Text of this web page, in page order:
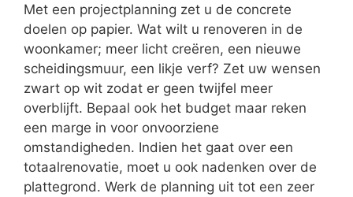
Met een projectplanning zet u de concrete
doelen op papier. Wat wilt u renoveren in de
woonkamer; meer licht creëren, een nieuwe
scheidingsmuur, een likje verf? Zet uw wensen
zwart op wit zodat er geen twijfel meer
overblijft. Bepaal ook het budget maar reken
een marge in voor onvoorziene
omstandigheden. Indien het gaat over een
totaalrenovatie, moet u ook nadenken over de
plattegrond. Werk de planning uit tot een zeer